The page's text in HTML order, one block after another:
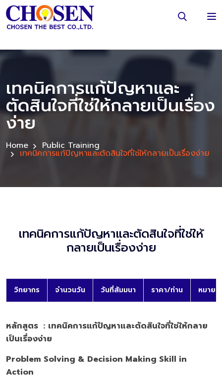
เทคนิคการแก้ปัญหาและ
ตัดสินใจที่ใช่ให้กลายเป็นเรื่อง
ง่าย
Home Public Training
เทคนิคการแก้ปัญหาและตัดสินใจที่ใช่ให้กลายเป็นเรื่องง่าย
เทคนิคการแก้ปัญหาและตัดสินใจที่ใช่ให้
กลายเป็นเรื่องง่าย
วิทยากร จำนวนวัน วันที่สัมมนา ราคา/ท่าน หมายเ
หลักสูตร : เทคนิคการแก้ปัญหาและตัดสินใจที่ใช่ให้กลาย
เป็นเรื่องง่าย
Problem Solving & Decision Making Skill in
Action